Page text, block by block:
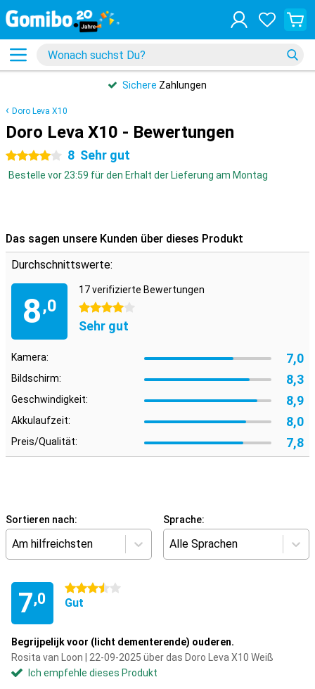
Sichere Zahlungen
Doro Leva X10
Doro Leva X10 - Bewertungen
4 Sterne 8 Sehr gut
Bestelle vor 23:59 für den Erhalt der Lieferung am Montag
Das sagen unsere Kunden über dieses Produkt
Durchschnittswerte:
8,0
17 verifizierte Bewertungen
4 Sterne
Sehr gut
Kamera: 7,0
Bildschirm: 8,3
Geschwindigkeit: 8,9
Akkulaufzeit: 8,0
Preis/Qualität: 7,8
Sortieren nach:
Am hilfreichsten
Sprache:
Alle Sprachen
7,0
3.5 Sterne
Gut
Begrijpelijk voor (licht dementerende) ouderen.
Rosita van Loon | 22-09-2025 über das Doro Leva X10 Weiß
Ich empfehle dieses Produkt